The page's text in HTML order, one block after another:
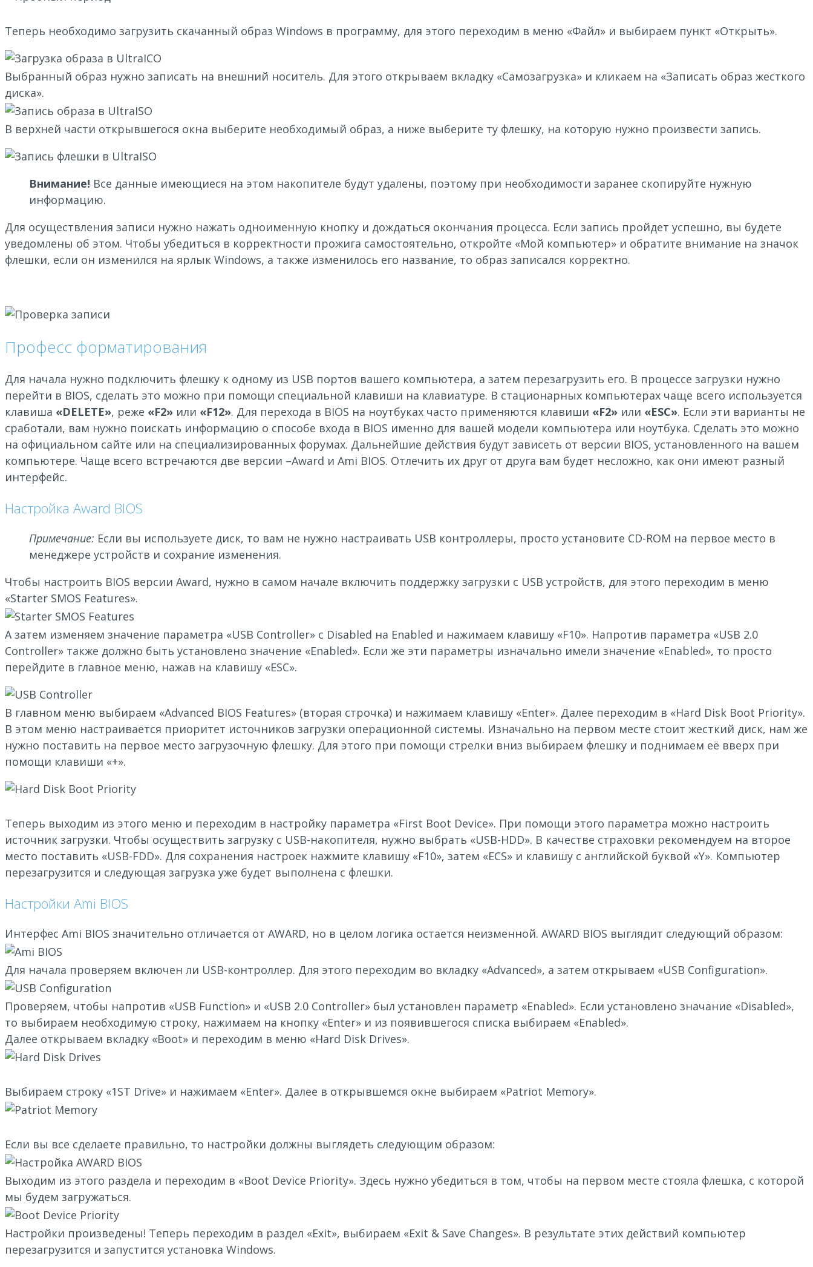
Теперь необходимо загрузить скачанный образ Windows в программу, для этого переходим в меню «Файл» и выбираем пункт «Открыть».
Выбранный образ нужно записать на внешний носитель. Для этого открываем вкладку «Самозагрузка» и кликаем на «Записать образ жесткого
диска».
В верхней части открывшегося окна выберите необходимый образ, а ниже выберите ту флешку, на которую нужно произвести запись.
Внимание! Все данные имеющиеся на этом накопителе будут удалены, поэтому при необходимости заранее скопируйте нужную
информацию.
Для осуществления записи нужно нажать одноименную кнопку и дождаться окончания процесса. Если запись пройдет успешно, вы будете
уведомлены об этом. Чтобы убедиться в корректности прожига самостоятельно, откройте «Мой компьютер» и обратите внимание на значок
флешки, если он изменился на ярлык Windows, а также изменилось его название, то образ записался корректно.
Професс форматирования
Для начала нужно подключить флешку к одному из USB портов вашего компьютера, а затем перезагрузить его. В процессе загрузки нужно
перейти в BIOS, сделать это можно при помощи специальной клавиши на клавиатуре. В стационарных компьютерах чаще всего используется
клавиша «DELETE», реже «F2» или «F12». Для перехода в BIOS на ноутбуках часто применяются клавиши «F2» или «ESC». Если эти варианты не
сработали, вам нужно поискать информацию о способе входа в BIOS именно для вашей модели компьютера или ноутбука. Сделать это можно
на официальном сайте или на специализированных форумах. Дальнейшие действия будут зависеть от версии BIOS, установленного на вашем
компьютере. Чаще всего встречаются две версии –Award и Ami BIOS. Отлечить их друг от друга вам будет несложно, как они имеют разный
интерфейс.
Настройка Award BIOS
Примечание: Если вы используете диск, то вам не нужно настраивать USB контроллеры, просто установите CD-ROM на первое место в
менеджере устройств и сохрание изменения.
Чтобы настроить BIOS версии Award, нужно в самом начале включить поддержку загрузки с USB устройств, для этого переходим в меню
«Starter SMOS Features».
А затем изменяем значение параметра «USB Controller» c Disabled на Enabled и нажимаем клавишу «F10». Напротив параметра «USB 2.0
Controller» также должно быть установлено значение «Enabled». Если же эти параметры изначально имели значение «Enabled», то просто
перейдите в главное меню, нажав на клавишу «ESC».
В главном меню выбираем «Advanced BIOS Features» (вторая строчка) и нажимаем клавишу «Enter». Далее переходим в «Hard Disk Boot Priority».
В этом меню настраивается приоритет источников загрузки операционной системы. Изначально на первом месте стоит жесткий диск, нам же
нужно поставить на первое место загрузочную флешку. Для этого при помощи стрелки вниз выбираем флешку и поднимаем её вверх при
помощи клавиши «+».
Теперь выходим из этого меню и переходим в настройку параметра «First Boot Device». При помощи этого параметра можно настроить
источник загрузки. Чтобы осуществить загрузку с USB-накопителя, нужно выбрать «USB-HDD». В качестве страховки рекомендуем на второе
место поставить «USB-FDD». Для сохранения настроек нажмите клавишу «F10», затем «ECS» и клавишу с английской буквой «Y». Компьютер
перезагрузится и следующая загрузка уже будет выполнена с флешки.
Настройки Ami BIOS
Интерфес Ami BIOS значительно отличается от AWARD, но в целом логика остается неизменной. AWARD BIOS выглядит следующий образом:
Для начала проверяем включен ли USB-контроллер. Для этого переходим во вкладку «Advanced», а затем открываем «USB Configuration».
Проверяем, чтобы напротив «USB Function» и «USB 2.0 Controller» был установлен параметр «Enabled». Если установлено значание «Disabled»,
то выбираем необходимую строку, нажимаем на кнопку «Enter» и из появившегося списка выбираем «Enabled».
Далее открываем вкладку «Boot» и переходим в меню «Hard Disk Drives».
Выбираем строку «1ST Drive» и нажимаем «Enter». Далее в открывшемся окне выбираем «Patriot Memory».
Если вы все сделаете правильно, то настройки должны выглядеть следующим образом:
Выходим из этого раздела и переходим в «Boot Device Priority». Здесь нужно убедиться в том, чтобы на первом месте стояла флешка, с которой
мы будем загружаться.
Настройки произведены! Теперь переходим в раздел «Exit», выбираем «Exit & Save Changes». В результате этих действий компьютер
перезагрузится и запустится установка Windows.